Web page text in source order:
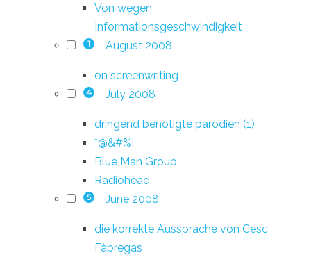
Von wegen
Informationsgeschwindigkeit
1 August 2008
on screenwriting
4 July 2008
dringend benötigte parodien (1)
*@&#%!
Blue Man Group
Radiohead
5 June 2008
die korrekte Aussprache von Cesc
Fàbregas